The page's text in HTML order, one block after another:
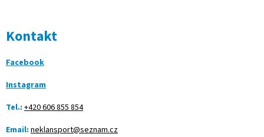
Kontakt
Facebook
Instagram
Tel.: +420 606 855 854
Email: neklansport@seznam.cz